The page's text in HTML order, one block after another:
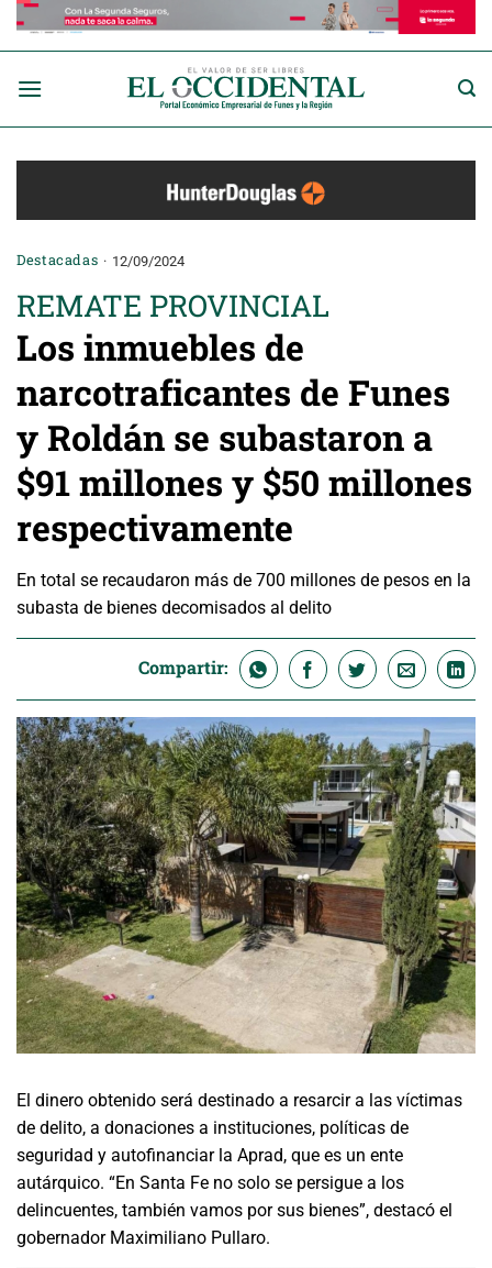
Saltar
Destacadas 12/09/2024
REMATE PROVINCIAL
Los inmuebles de
narcotraficantes de Funes
y Roldán se subastaron a
$91 millones y $50 millones
respectivamente
En total se recaudaron más de 700 millones de pesos en la
subasta de bienes decomisados al delito
Compartir:
El dinero obtenido será destinado a resarcir a las víctimas
de delito, a donaciones a instituciones, políticas de
seguridad y autofinanciar la Aprad, que es un ente
autárquico. “En Santa Fe no solo se persigue a los
delincuentes, también vamos por sus bienes”, destacó el
gobernador Maximiliano Pullaro.